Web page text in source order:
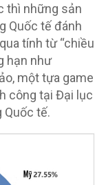
thì những sản
Quốc tế đánh
tính từ “chiều
hạn như
một tựa game
công tại Đại lục
Quốc tế.